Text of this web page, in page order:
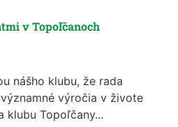
v Topoľčanoch
nášho klubu, že rada
výročia v živote
klubu Topoľčany...